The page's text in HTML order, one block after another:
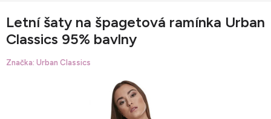
Letní šaty na špagetová ramínka Urban
Classics 95% bavlny
Značka: Urban Classics